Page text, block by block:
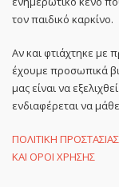
τον παιδικό καρκίνο.
Αν και φτιάχτηκε με
έχουμε προσωπικά
μας είναι να
ενδιαφέρεται να
ΠΟΛΙΤΙΚΗ
ΚΑΙ ΟΡΟΙ ΧΡΗΣΗΣ